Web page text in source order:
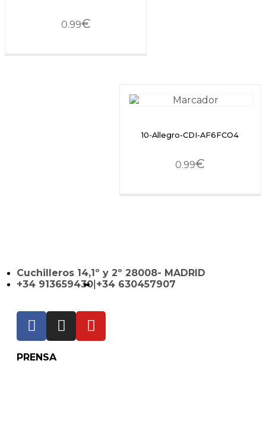
0.99€
10-Allegro-CDI-AF6FCO4
0.99€
Cuchilleros 14,1º y 2º 28008- MADRID
+34 913659430 +34 630457907
PRENSA